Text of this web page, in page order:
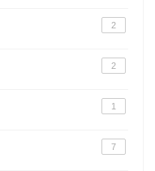
2
2
1
7